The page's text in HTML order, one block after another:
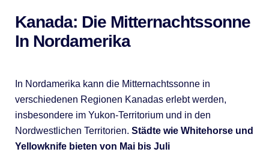
Kanada: Die Mitternachtssonne
In Nordamerika
In Nordamerika kann die Mitternachtssonne in
verschiedenen Regionen Kanadas erlebt werden,
insbesondere im Yukon-Territorium und in den
Nordwestlichen Territorien. Städte wie Whitehorse und
Yellowknife bieten von Mai bis Juli